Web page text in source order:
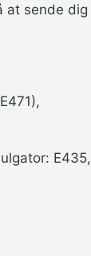
at sende dig
E435,